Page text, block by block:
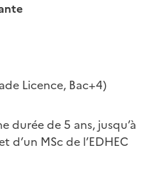
Licence, Bac+4)
durée de 5 ans, jusqu’à
MSc de l’EDHEC